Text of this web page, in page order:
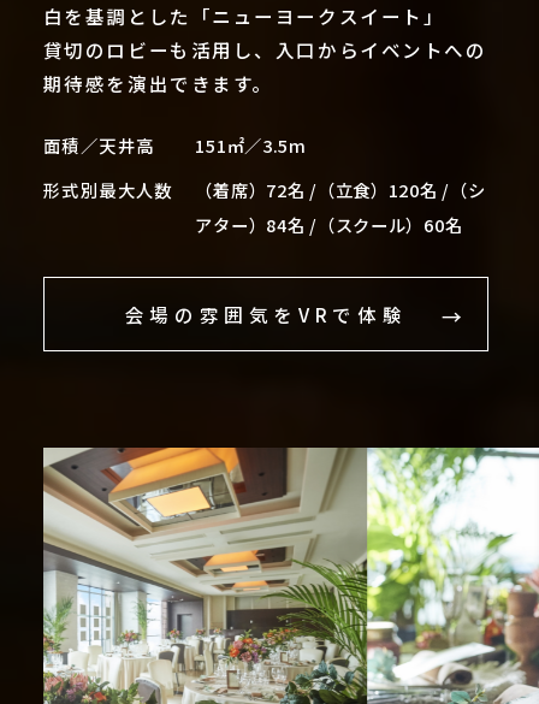
白を基調とした「ニューヨークスイート」
貸切のロビーも活用し、入口からイベントへの
期待感を演出できます。
面積／天井高
151㎡／3.5m
形式別最大人数
（着席）72名 /（立食）120名 /（シ
アター）84名 /（スクール）60名
会場の雰囲気をVRで体験